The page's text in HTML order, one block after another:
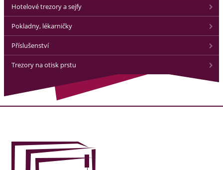
Hotelové trezory a sejfy
Pokladny, lékarničky
Příslušenství
Trezory na otisk prstu